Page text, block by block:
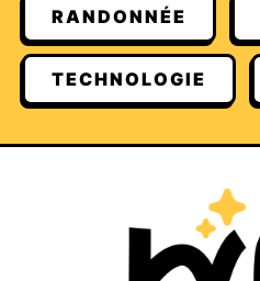
RANDONNÉE
TECHNOLOGIE